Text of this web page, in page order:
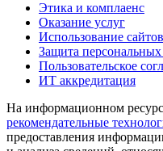
Этика и комплаенс
Оказание услуг
Использование сайтов
Защита
Пользовательское
ИТ аккредитация
На информационном
рекомендательные
предоставления